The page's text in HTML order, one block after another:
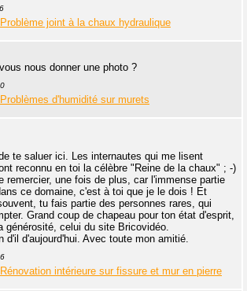
Problème joint à la chaux hydraulique
nous donner une photo ?
Problèmes d'humidité sur murets
te saluer ici. Les internautes qui me lisent
reconnu en toi la célèbre "Reine de la chaux" ; -)
remercier, une fois de plus, car l'immense partie
ce domaine, c'est à toi que je le dois ! Et
tu fais partie des personnes rares, qui
Grand coup de chapeau pour ton état d'esprit,
générosité, celui du site Bricovidéo.
d'il d'aujourd'hui. Avec toute mon amitié.
Rénovation intérieure sur fissure et mur en pierre